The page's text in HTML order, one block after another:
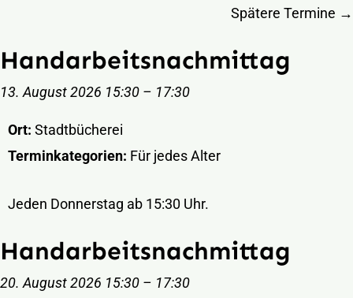
springen
Spätere Termine →
Handarbeitsnachmittag
13. August 2026 15:30 – 17:30
Ort: Stadtbücherei
Terminkategorien: Für jedes Alter
Jeden Donnerstag ab 15:30 Uhr.
Handarbeitsnachmittag
20. August 2026 15:30 – 17:30